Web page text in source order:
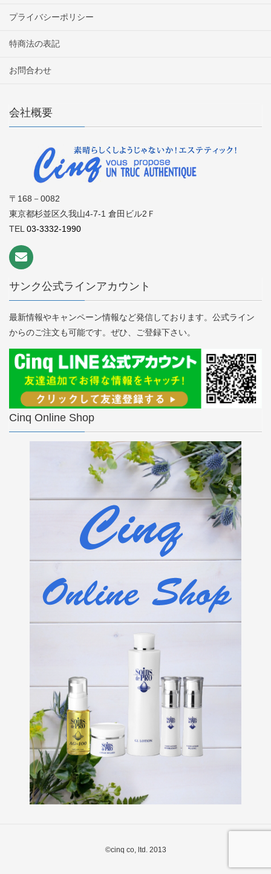
プライバシーポリシー
特商法の表記
お問合わせ
会社概要
〒168－0082
東京都杉並区久我山4-7-1 倉田ビル2Ｆ
TEL 03-3332-1990
サンク公式ラインアカウント
最新情報やキャンペーン情報など発信しております。公式ライン
からのご注文も可能です。ぜひ、ご登録下さい。
Cinq Online Shop
©cinq co, ltd. 2013